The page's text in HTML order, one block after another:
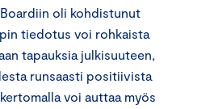
oli kohdistunut
tiedotus voi rohkaista
tapauksia julkisuuteen,
runsaasti positiivista
voi auttaa myös